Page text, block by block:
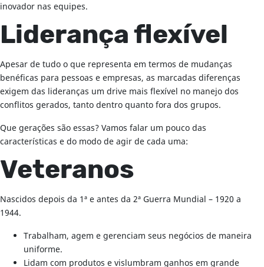
inovador nas equipes.
Liderança flexível
Apesar de tudo o que representa em termos de mudanças
benéficas para pessoas e empresas, as marcadas diferenças
exigem das lideranças um drive mais flexível no manejo dos
conflitos gerados, tanto dentro quanto fora dos grupos.
Que gerações são essas? Vamos falar um pouco das
características e do modo de agir de cada uma:
Veteranos
Nascidos depois da 1ª e antes da 2ª Guerra Mundial – 1920 a
1944.
Trabalham, agem e gerenciam seus negócios de maneira
uniforme.
Lidam com produtos e vislumbram ganhos em grande